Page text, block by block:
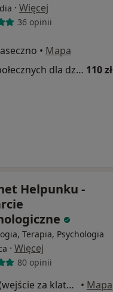
· Więcej
36 opinii
• Mapa
Trening umiejętności społecznych dla dzieci 110 zł
Helpunku -
Terapia, Psychologia
· Więcej
80 opinii
Młynarska 19 lokal 106 (wejście za klatką V), Piaseczno • Mapa